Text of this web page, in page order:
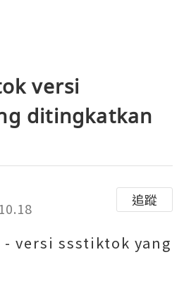
versi
ditingkatkan
追蹤
- versi ssstiktok yang